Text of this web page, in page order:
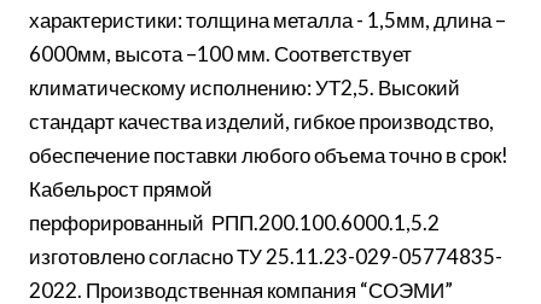
характеристики: толщина металла - 1,5мм, длина –
6000мм, высота –100 мм. Соответствует
климатическому исполнению: УТ2,5. Высокий
стандарт качества изделий, гибкое производство,
обеспечение поставки любого объема точно в срок!
Кабельрост прямой
перфорированный РПП.200.100.6000.1,5.2
изготовлено согласно ТУ 25.11.23-029-05774835-
2022. Производственная компания “СОЭМИ”